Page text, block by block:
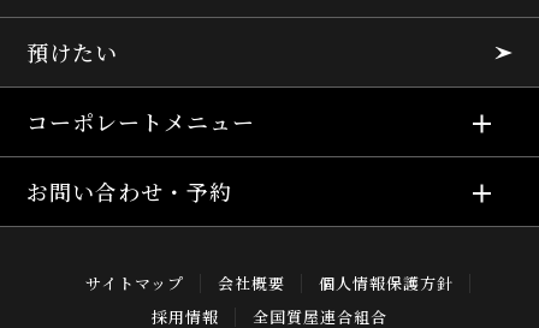
預けたい
コーポレートメニュー
お問い合わせ・予約
サイトマップ 会社概要
個人情報保護方針
採用情報
全国質屋連合組合